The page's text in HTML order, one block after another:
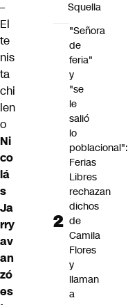
–
El
te
nis
ta
chi
len
o
Ni
co
lá
s
Ja
rry
av
an
zó
es
Squella
"Señora
de
feria"
y
"se
le
salió
lo
poblacional":
Ferias
Libres
rechazan
dichos
de
Camila
Flores
y
llaman
a